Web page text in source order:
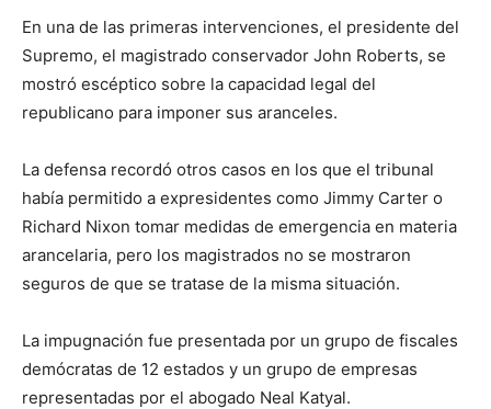
En una de las primeras intervenciones, el presidente del
Supremo, el magistrado conservador John Roberts, se
mostró escéptico sobre la capacidad legal del
republicano para imponer sus aranceles.
La defensa recordó otros casos en los que el tribunal
había permitido a expresidentes como Jimmy Carter o
Richard Nixon tomar medidas de emergencia en materia
arancelaria, pero los magistrados no se mostraron
seguros de que se tratase de la misma situación.
La impugnación fue presentada por un grupo de fiscales
demócratas de 12 estados y un grupo de empresas
representadas por el abogado Neal Katyal.